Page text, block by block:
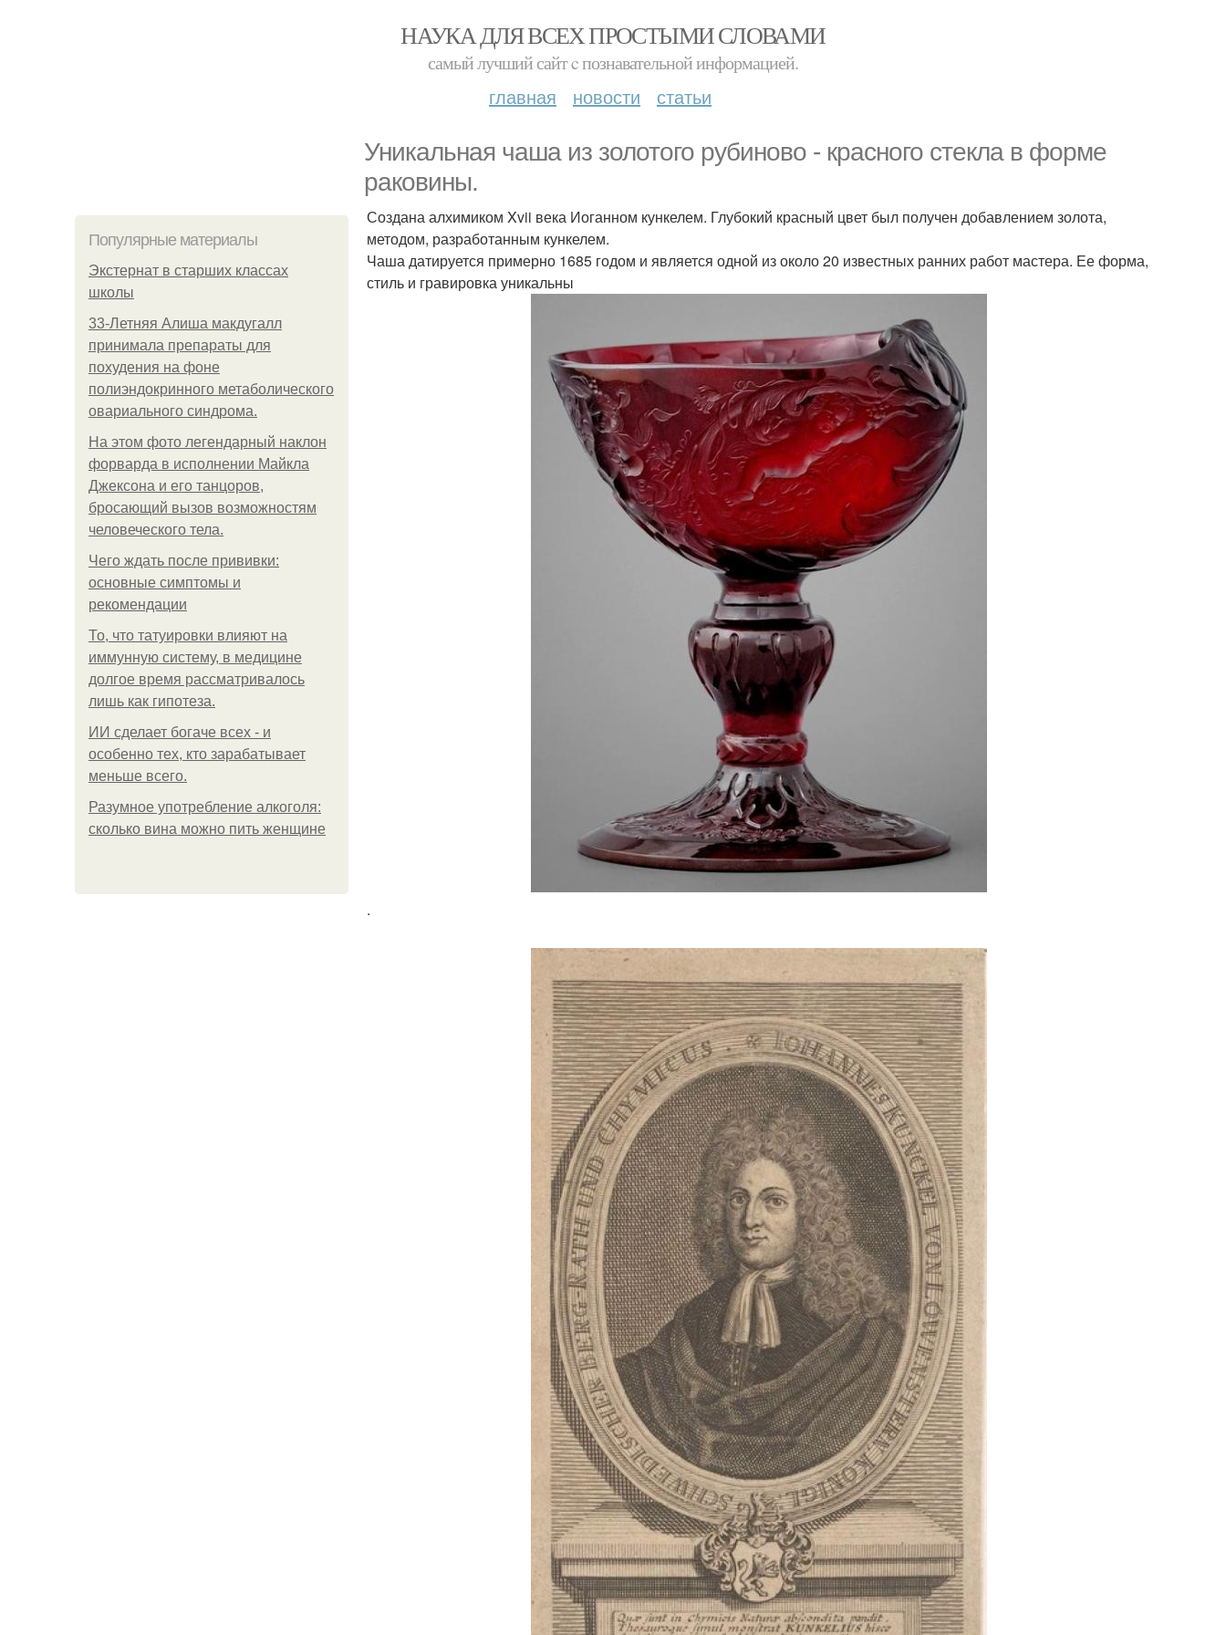
НАУКА ДЛЯ ВСЕХ ПРОСТЫМИ СЛОВАМИ
самый лучший сайт c познавательной информацией.
главная новости статьи
Уникальная чаша из золотого рубиново - красного стекла в форме
раковины.
Популярные материалы
Экстернат в старших классах
школы
33-Летняя Алиша макдугалл
принимала препараты для
похудения на фоне
полиэндокринного метаболического
овариального синдрома.
На этом фото легендарный наклон
форварда в исполнении Майкла
Джексона и его танцоров,
бросающий вызов возможностям
человеческого тела.
Чего ждать после прививки:
основные симптомы и
рекомендации
То, что татуировки влияют на
иммунную систему, в медицине
долгое время рассматривалось
лишь как гипотеза.
ИИ сделает богаче всех - и
особенно тех, кто зарабатывает
меньше всего.
Разумное употребление алкоголя:
сколько вина можно пить женщине
Создана алхимиком Xvii века Иоганном кункелем. Глубокий красный цвет был получен добавлением золота,
методом, разработанным кункелем.
Чаша датируется примерно 1685 годом и является одной из около 20 известных ранних работ мастера. Ее форма,
стиль и гравировка уникальны
.